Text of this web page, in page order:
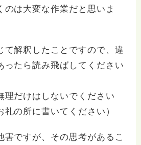
のは大変な作業だと思いま
て解釈したことですので、違
ったら読み飛ばしてください
理だけはしないでください
の所に書いてください）
害ですが、その思考があるこ